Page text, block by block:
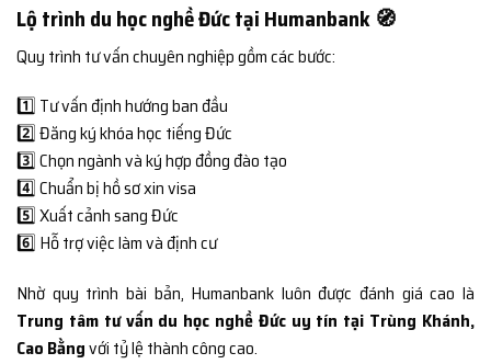
Lộ trình du học nghề Đức tại Humanbank 🧭
Quy trình tư vấn chuyên nghiệp gồm các bước:
1️⃣ Tư vấn định hướng ban đầu
2️⃣ Đăng ký khóa học tiếng Đức
3️⃣ Chọn ngành và ký hợp đồng đào tạo
4️⃣ Chuẩn bị hồ sơ xin visa
5️⃣ Xuất cảnh sang Đức
6️⃣ Hỗ trợ việc làm và định cư
Nhờ quy trình bài bản, Humanbank luôn được đánh giá cao là
Trung tâm tư vấn du học nghề Đức uy tín tại Trùng Khánh,
Cao Bằngvới tỷ lệ thành công cao.